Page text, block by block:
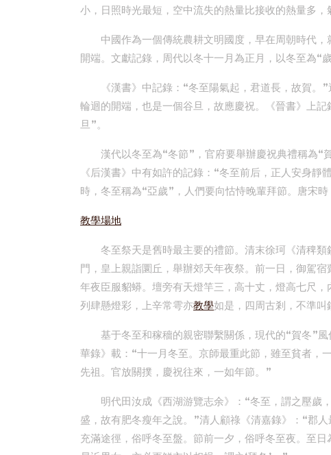
小，日照時光最短，空中流失的熱量比接收的熱量多，
中國作為一個傳統農耕文明國度，早在周朝時代
開端。文獻記錄，周代以冬十一月為正月，以冬至為“
《漢書》中記錄：“冬至陽氣起，君道長，故賀
輪迴的開端，也是一個谷旦，故應慶祝。《晉書》上
旦”。
漢代以冬至為“冬節”，官府要舉辦慶祝典禮稱為“
《后漢書》中有如許的記錄：“冬至前后，正人安身
時，冬至稱為“亞歲”，人們要向怙恃晚輩拜節。唐宋時
教學場地
冬至祭天是舊時最主要的禮節。清末徐珂《清稗
門，皇上親詣圜丘，舉辦郊天年夜祭。前一日，御駕
年夜臣服貂蟒。壇旁有天燈竿三，高十丈，燈高七尺
列肆懸燈彩，上辛常雩亦教學如是，四周古剎，不準
基于冬至和稼穡的親密聯繫關係，現代的“賀冬”
華錄》載：“十一月冬至。京師最重此節，雖至貧者，
先祖。官放關撲，慶祝往來，一如年節。”
明代田汝成《西湖游覽志余》：“冬至，謂之壓歲
盛，故有肥冬瘦年之說。”清人顧祿《清嘉錄》：“郡
充滿途徑，俗呼冬至盤。節前一夕，俗呼冬至夜。至